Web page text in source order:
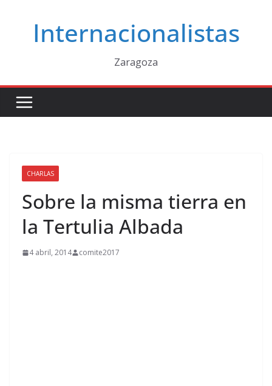
contenidoInternacionalistas
Zaragoza
CHARLAS
Sobre la misma tierra en
la Tertulia Albada
4 abril, 2014 comite2017